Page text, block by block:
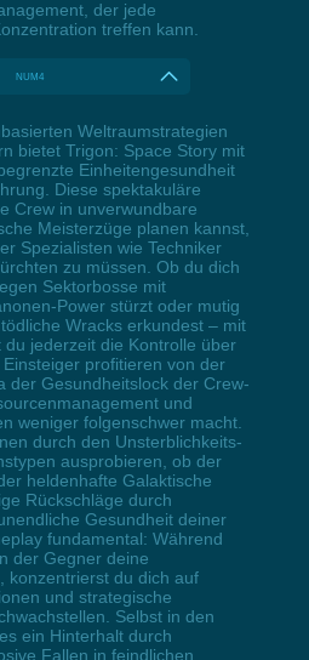
der jede
treffen kann.
NUM4
Weltraumstrategien
bietet Trigon: Space Story mit
Einheitengesundheit
Diese spektakuläre
Crew in unverwundbare
Meisterzüge planen kannst,
Spezialisten wie Techniker
zu müssen. Ob du dich
Sektorbosse mit
Power stürzt oder mutig
Wracks erkundest – mit
jederzeit die Kontrolle über
profitieren von der
der Gesundheitslock der Crew-
und
weniger folgenschwer macht.
durch den Unsterblichkeits-
ausprobieren, ob der
heldenhafte Galaktische
Rückschläge durch
Gesundheit deiner
fundamental: Während
der Gegner deine
konzentrierst du dich auf
und strategische
Selbst in den
ein Hinterhalt durch
Fallen in feindlichen